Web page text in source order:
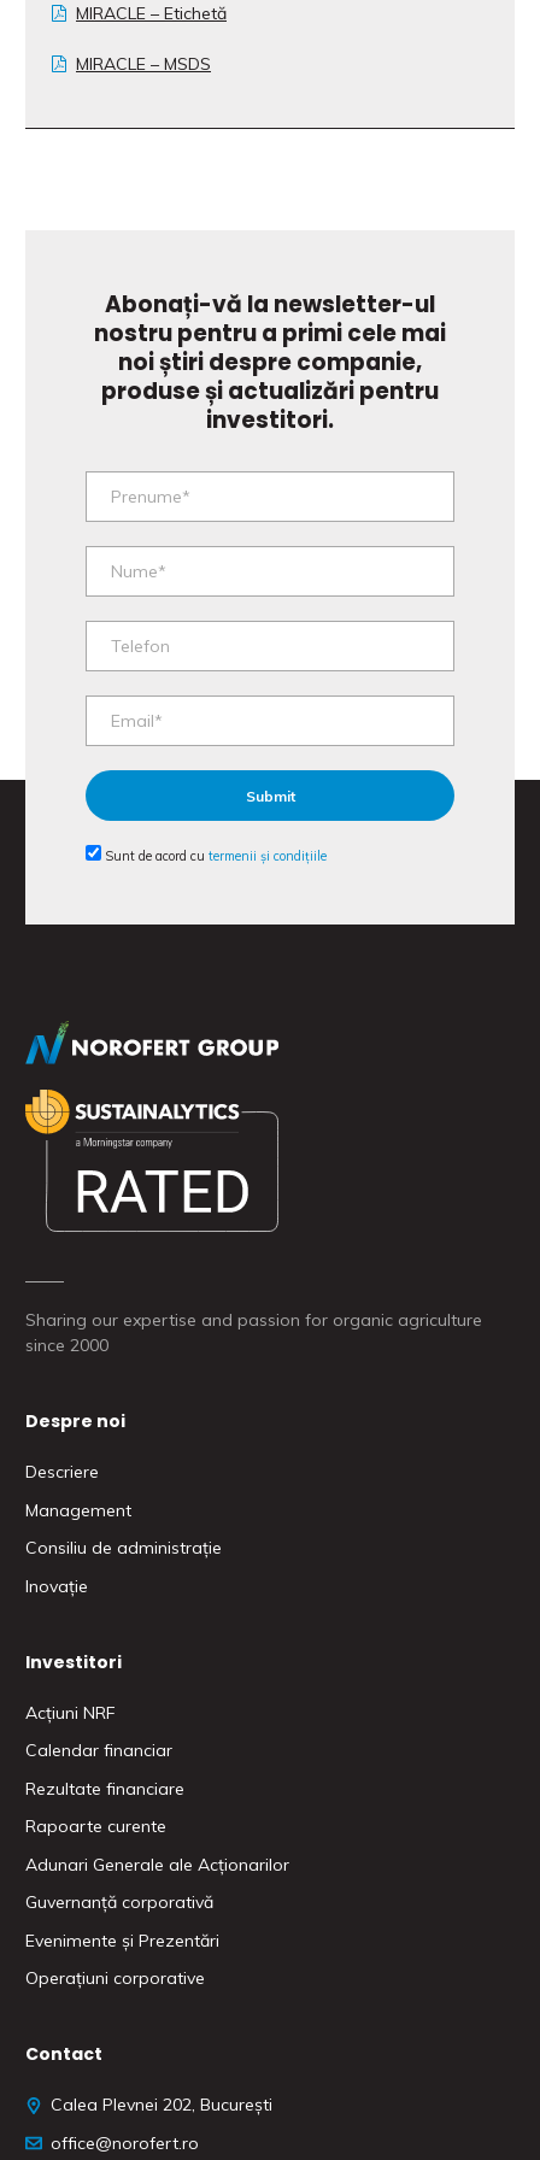
MIRACLE – Etichetă
MIRACLE – MSDS
Abonați-vă la newsletter-ul
nostru pentru a primi cele mai
noi știri despre companie,
produse și actualizări pentru
investitori.
Sunt de acord cu termenii și condițiile
Sharing our expertise and passion for organic agriculture
since 2000
Despre noi
Descriere
Management
Consiliu de administrație
Inovație
Investitori
Acțiuni NRF
Calendar financiar
Rezultate financiare
Rapoarte curente
Adunari Generale ale Acționarilor
Guvernanță corporativă
Evenimente și Prezentări
Operațiuni corporative
Contact
Calea Plevnei 202, București
office@norofert.ro